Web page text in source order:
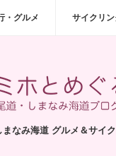
・グルメ サイクリ
まなみ海道 グルメ＆サイ